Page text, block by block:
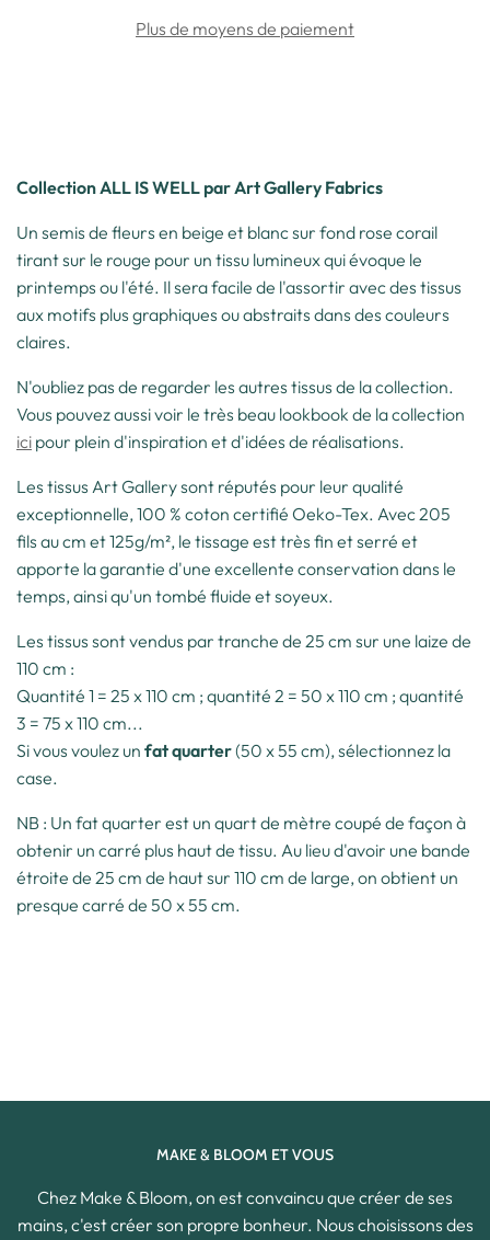
Plus de moyens de paiement
Collection ALL IS WELL par Art Gallery Fabrics
Un semis de fleurs en beige et blanc sur fond rose corail
tirant sur le rouge pour un tissu lumineux qui évoque le
printemps ou l'été. Il sera facile de l'assortir avec des tissus
aux motifs plus graphiques ou abstraits dans des couleurs
claires.
N'oubliez pas de regarder les autres tissus de la collection.
Vous pouvez aussi voir le très beau lookbook de la collection
ici pour plein d'inspiration et d'idées de réalisations.
Les tissus Art Gallery sont réputés pour leur qualité
exceptionnelle, 100 % coton certifié Oeko-Tex. Avec 205
fils au cm et 125g/m², le tissage est très fin et serré et
apporte la garantie d'une excellente conservation dans le
temps, ainsi qu'un tombé fluide et soyeux.
Les tissus sont vendus par tranche de 25 cm sur une laize de
110 cm :
Quantité 1 = 25 x 110 cm ; quantité 2 = 50 x 110 cm ; quantité
3 = 75 x 110 cm...
Si vous voulez un fat quarter(50 x 55 cm), sélectionnez la
case.
NB : Un fat quarter est un quart de mètre coupé de façon à
obtenir un carré plus haut de tissu. Au lieu d'avoir une bande
étroite de 25 cm de haut sur 110 cm de large, on obtient un
presque carré de 50 x 55 cm.
MAKE & BLOOM ET VOUS
Chez Make & Bloom, on est convaincu que créer de ses
mains, c'est créer son propre bonheur. Nous choisissons des